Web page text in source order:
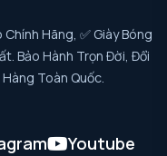
Hãng, ✅ Giày Bóng
Bảo Hành Trọn Đời, Đổi
Toàn Quốc.
Youtube